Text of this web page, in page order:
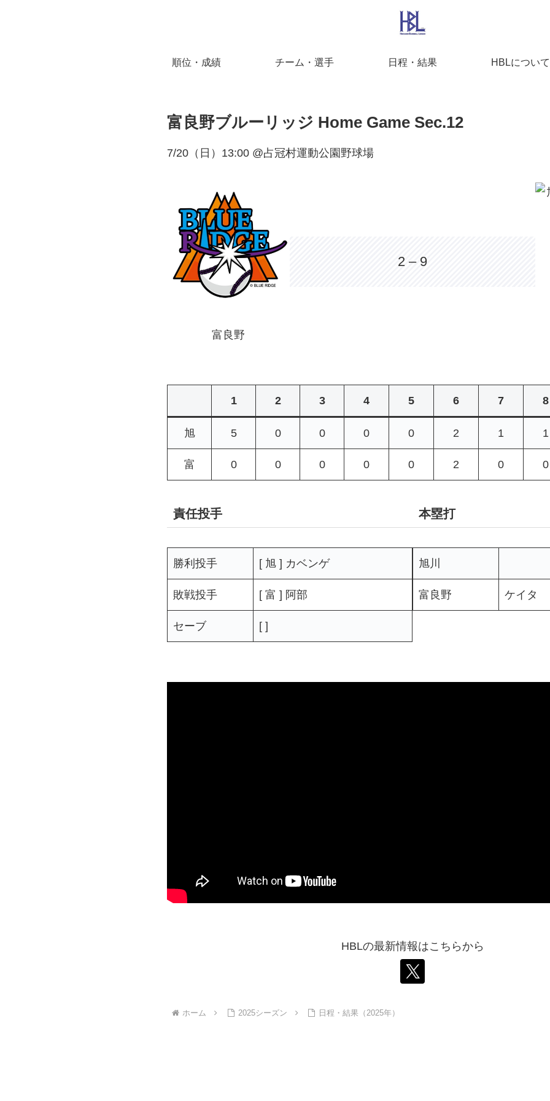
順位・成績 チーム・選手 日程・結果 HBLについて
富良野ブルーリッジ Home Game Sec.12
7/20（日）13:00 @占冠村運動公園野球場
富良野
2 – 9
1 2 3 4 5 6 7 8
旭 5 0 0 0 0 2 1 1
富 0 0 0 0 0 2 0 0
責任投手
勝利投手 [ 旭 ] カベンゲ
敗戦投手 [ 富 ] 阿部
セーブ [ ]
本塁打
旭川
富良野 ケイタ
HBLの最新情報はこちらから
ホーム 2025シーズン 日程・結果（2025年）